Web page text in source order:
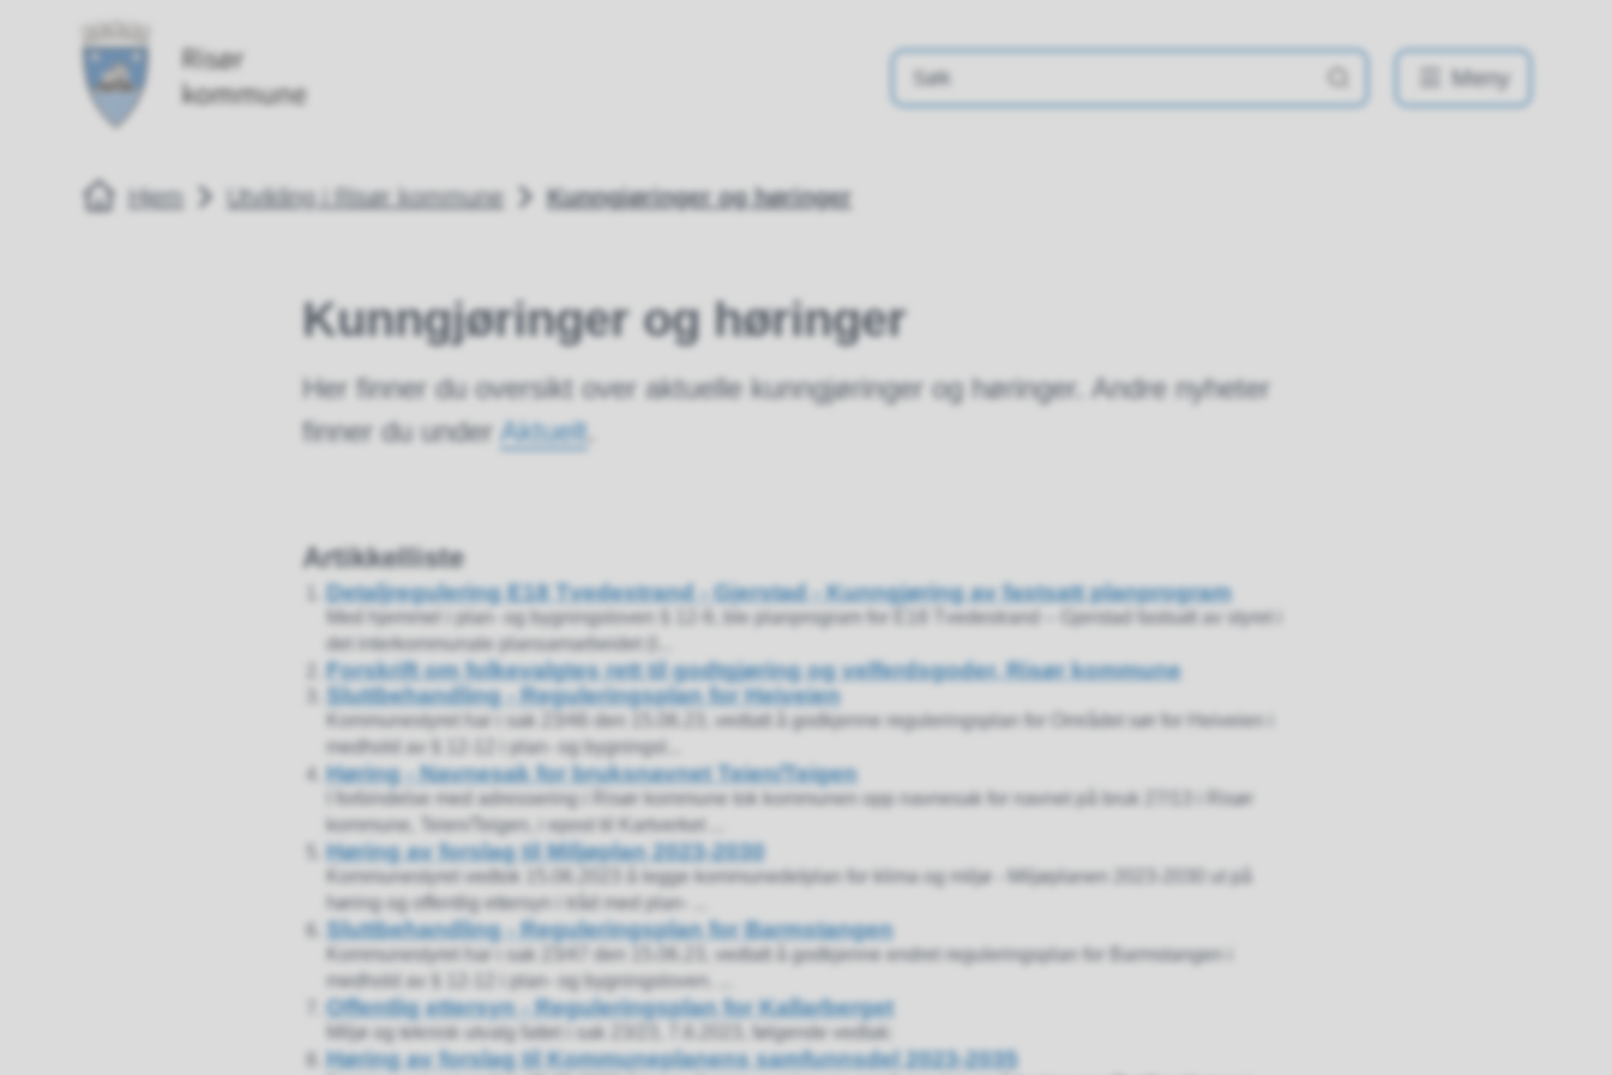
Meny
Du er her:
Hjem Utvikling i Risør kommune Kunngjøringer og høringer
Kunngjøringer og høringer
Her finner du oversikt over aktuelle kunngjøringer og høringer. Andre nyheter
finner du under Aktuelt
Artikkelliste
Detaljregulering E18 Tvedestrand - Gjerstad - Kunngjøring av fastsatt planprogram
Med hjemmel i plan- og bygningsloven § 12-9, ble planprogram for E18 Tvedestrand – Gjerstad fastsatt av styret i
det interkommunale plansamarbeidet (I...
Forskrift om folkevalgtes rett til godtgjøring og velferdsgoder, Risør kommune
Sluttbehandling - Reguleringsplan for Heiveien
Kommunestyret har i sak 23/46 den 15.06.23, vedtatt å godkjenne reguleringsplan for Området sør for Heiveien i
medhold av § 12-12 i plan- og bygningsl...
Høring - Navnesak for bruksnavnet Teien/Teigen
I forbindelse med adressering i Risør kommune tok kommunen opp navnesak for navnet på bruk 27/13 i Risør
kommune, Teien/Teigen, i epost til Kartverket ...
Høring av forslag til Miljøplan 2023-2030
Kommunestyret vedtok 15.06.2023 å legge kommunedelplan for klima og miljø - Miljøplanen 2023-2030 ut på
høring og offentlig ettersyn i tråd med plan- ...
Sluttbehandling - Reguleringsplan for Barmstangen
Kommunestyret har i sak 23/47 den 15.06.23, vedtatt å godkjenne endret reguleringsplan for Barmstangen i
medhold av § 12-12 i plan- og bygningsloven. ...
Offentlig ettersyn - Reguleringsplan for Kallarberget
Miljø og teknisk utvalg fattet i sak 23/23, 7.6.2023, følgende vedtak:
Høring av forslag til Kommuneplanens samfunnsdel 2023-2035